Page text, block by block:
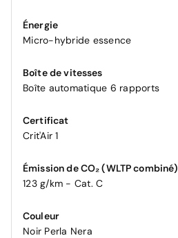
Énergie
Micro-hybride essence
Boîte de vitesses
Boîte automatique 6 rapports
Certificat
Crit'Air 1
Émission de CO₂ (WLTP combiné)
123 g/km - Cat. C
Couleur
Noir Perla Nera